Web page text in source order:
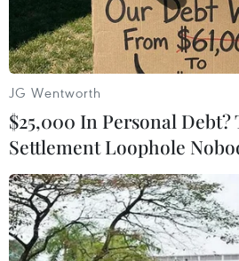
toàn cầu.
JG Wentworth
$25,000 In Personal Debt?
Settlement Loophole